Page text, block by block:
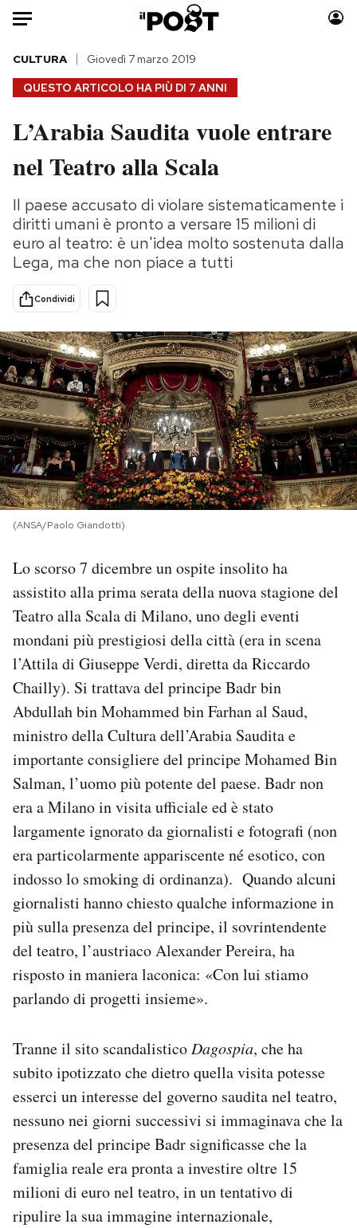
Auto
HOME
Italia
Politica
Tecnologia
Internet
Scienza
Cultura
Economia
Moda
Consumismi
Storie/Idee
Ok Boomer!
Media
Europa
PODCAST
NEWSLETTER
I MIEI PREFERITI
CALENDARIO
AREA PERSONALE
Area Personale
Newsletter
Hai bisogno di aiuto?
Esci
QUESTO ARTICOLO HA PIÙ DI 7 ANNI
CULTURA Giovedì 7 marzo 2019
L’Arabia Saudita vuole entrare
nel Teatro alla Scala
Il paese accusato di violare sistematicamente i
diritti umani è pronto a versare 15 milioni di
euro al teatro: è un'idea molto sostenuta dalla
Lega, ma che non piace a tutti
Condividi
(ANSA/Paolo Giandotti)
Lo scorso 7 dicembre un ospite insolito ha
assistito alla prima serata della nuova stagione del
Teatro alla Scala di Milano, uno degli eventi
mondani più prestigiosi della città (era in scena
l’Attila di Giuseppe Verdi, diretta da Riccardo
Chailly). Si trattava del principe Badr bin
Abdullah bin Mohammed bin Farhan al Saud,
ministro della Cultura dell’Arabia Saudita e
importante consigliere del principe Mohamed Bin
Salman, l’uomo più potente del paese. Badr non
era a Milano in visita ufficiale ed è stato
largamente ignorato da giornalisti e fotografi (non
era particolarmente appariscente né esotico, con
indosso lo smoking di ordinanza). Quando alcuni
giornalisti hanno chiesto qualche informazione in
più sulla presenza del principe, il sovrintendente
del teatro, l’austriaco Alexander Pereira, ha
risposto in maniera laconica: «Con lui stiamo
parlando di progetti insieme».
Tranne il sito scandalisticoDagospia, che ha
subito ipotizzato che dietro quella visita potesse
esserci un interesse del governo saudita nel teatro,
nessuno nei giorni successivi si immaginava che la
presenza del principe Badr significasse che la
famiglia reale era pronta a investire oltre 15
milioni di euro nel teatro, in un tentativo di
ripulire la sua immagine internazionale,